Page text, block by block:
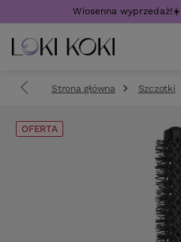
Wiosenna wyprzedaż!☀️
Strona główna Szczotki
OFERTA